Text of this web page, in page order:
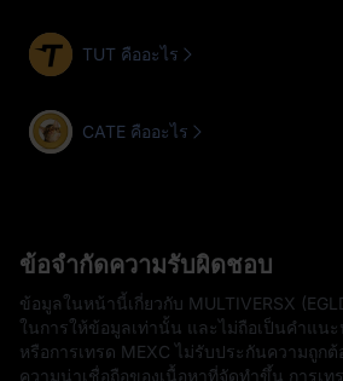
TUT คืออะไร
CATE คืออะไร
ข้อจำกัดความรับผิดชอบ
ข้อมูลในหน้านี้เกี่ยวกับ MULTIVERSX
ในการให้ข้อมูลเท่านั้น และไม่ถือเป็นคำแน
หรือการเทรด MEXC ไม่รับประกันความถูก
ความน่าเชื่อถือของเนื้อหาที่จัดทำขึ้น การเ